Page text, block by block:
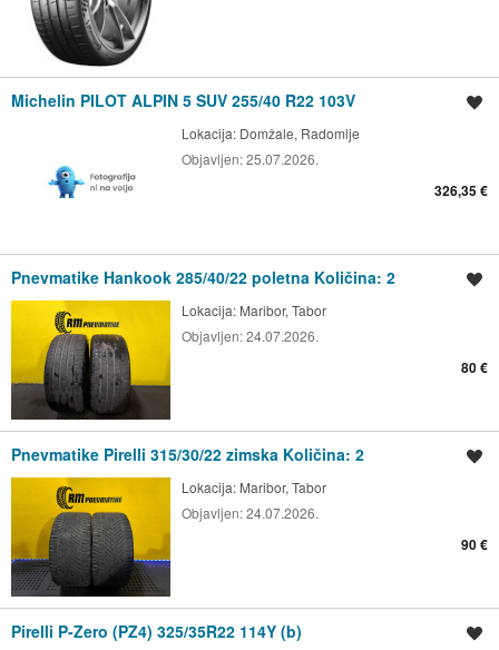
Michelin PILOT ALPIN 5 SUV 255/40 R22 103V
Lokacija: Domžale, Radomlje
Objavljen:25.07.2026.
326,35 €
Pnevmatike Hankook 285/40/22 poletna Količina: 2
Lokacija: Maribor, Tabor
Objavljen:24.07.2026.
80 €
Pnevmatike Pirelli 315/30/22 zimska Količina: 2
Lokacija: Maribor, Tabor
Objavljen:24.07.2026.
90 €
Pirelli P-Zero (PZ4) 325/35R22 114Y (b)